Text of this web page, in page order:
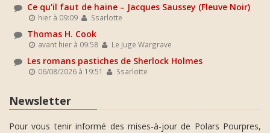
Ce qu'il faut de haine – Jacques Saussey (Fleuve Noir)
hier à 09:09 Ssarlotte
Thomas H. Cook
avant hier à 09:58 Le Juge Wargrave
Les romans pastiches de Sherlock Holmes
06/08/2026 à 19:51 Ssarlotte
Newsletter
Pour vous tenir informé des mises-à-jour de Polars Pourpres,